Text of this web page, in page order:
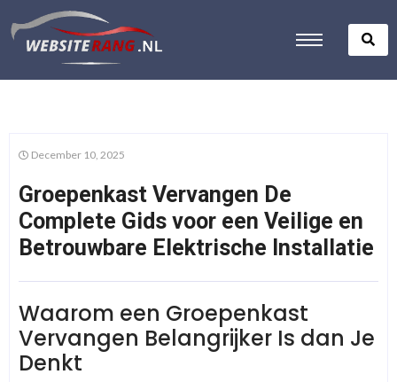
December 10, 2025
Groepenkast Vervangen De
Complete Gids voor een Veilige en
Betrouwbare Elektrische Installatie
Waarom een Groepenkast
Vervangen Belangrijker Is dan Je
Denkt